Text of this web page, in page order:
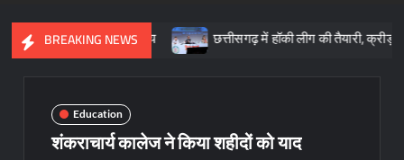
BREAKING NEWS
: साय छत्तीसगढ़ में हॉकी लीग की तैयारी, क्रीड़ा प्रोत्साहन
Education
शंकराचार्य कालेज ने किया शहीदों को याद